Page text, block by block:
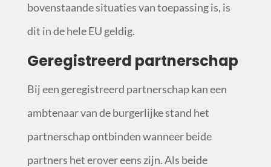
bovenstaande situaties van toepassing is, is
dit in de hele EU geldig.
Geregistreerd partnerschap
Bij een geregistreerd partnerschap kan een
ambtenaar van de burgerlijke stand het
partnerschap ontbinden wanneer beide
partners het erover eens zijn. Als beide